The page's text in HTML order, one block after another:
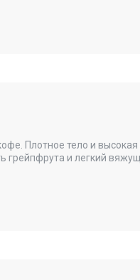
Плотное тело и
грейпфрута и легкий